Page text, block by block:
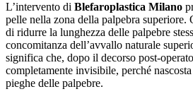
L’intervento di Blefaroplastica Milano
pelle nella zona della palpebra superiore.
di ridurre la lunghezza delle palpebre
concomitanza dell’avvallo naturale
significa che, dopo il decorso post-
completamente invisibile, perché
pieghe delle palpebre.